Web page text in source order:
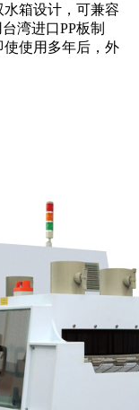
箱设计，可兼容
湾进口PP板制
使使用多年后，外